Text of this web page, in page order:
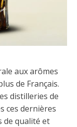
aux arômes
de Français.
distilleries de
ces dernières
de qualité et